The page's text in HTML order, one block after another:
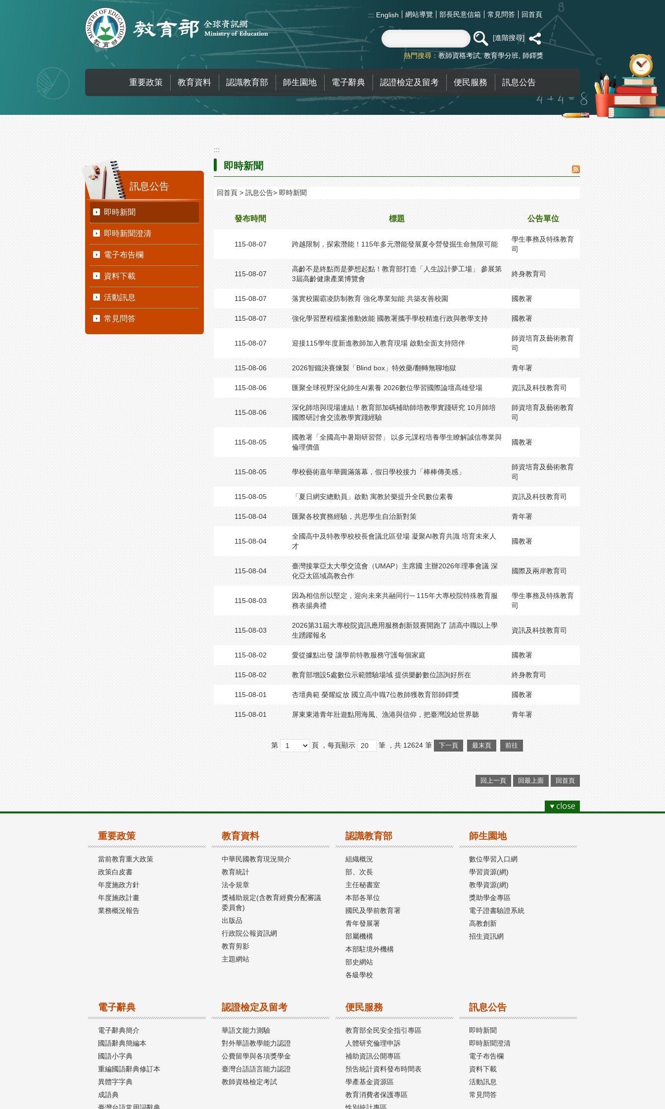
::: English 網站導覽 部長民意信箱 常見問答 回首頁
進階搜尋
熱門搜尋： 教師資格考試 教育學分班 師鐸獎
重要政策 教育資料 認識教育部 師生園地 電子辭典 認證檢定及留考 便民服務 訊息公告
:::
訊息公告
即時新聞
即時新聞澄清
電子布告欄
資料下載
活動訊息
常見問答
:::
即時新聞
回首頁 訊息公告 即時新聞
發布時間 標題 公告單位
115-08-07 跨越限制，探索潛能！115年多元潛能發展夏令營發掘生命無限可能
學生事務及特殊教育
司
115-08-07
高齡不是終點而是夢想起點！教育部打造「人生設計夢工場」 參展第
3屆高齡健康產業博覽會
終身教育司
115-08-07 落實校園霸凌防制教育 強化專業知能 共築友善校園 國教署
115-08-07 強化學習歷程檔案推動效能 國教署攜手學校精進行政與教學支持 國教署
115-08-07 迎接115學年度新進教師加入教育現場 啟動全面支持陪伴
師資培育及藝術教育
司
115-08-06 2026智鐵決賽煉製「Blind box」特效藥/翻轉無聊地獄 青年署
115-08-06 匯聚全球視野深化師生AI素養 2026數位學習國際論壇高雄登場 資訊及科技教育司
115-08-06
深化師培與現場連結！教育部加碼補助師培教學實踐研究 10月師培
國際研討會交流教學實踐經驗
師資培育及藝術教育
司
115-08-05
國教署「全國高中暑期研習營」 以多元課程培養學生瞭解誠信專業與
倫理價值
國教署
115-08-05 學校藝術嘉年華圓滿落幕，假日學校接力「棒棒傳美感」
師資培育及藝術教育
司
115-08-05 「夏日網安總動員」啟動 寓教於樂提升全民數位素養 資訊及科技教育司
115-08-04 匯聚各校實務經驗，共思學生自治新對策 青年署
115-08-04
全國高中及特教學校校長會議北區登場 凝聚AI教育共識 培育未來人
才
國教署
115-08-04
臺灣接掌亞太大學交流會（UMAP）主席國 主辦2026年理事會議 深
化亞太區域高教合作
國際及兩岸教育司
115-08-03
因為相信所以堅定，迎向未來共融同行─ 115年大專校院特殊教育服
務表揚典禮
學生事務及特殊教育
司
115-08-03
2026第31屆大專校院資訊應用服務創新競賽開跑了 請高中職以上學
生踴躍報名
資訊及科技教育司
115-08-02 愛從據點出發 讓學前特教服務守護每個家庭 國教署
115-08-02 教育部增設5處數位示範體驗場域 提供樂齡數位諮詢好所在 終身教育司
115-08-01 杏壇典範 榮耀綻放 國立高中職7位教師獲教育部師鐸獎 國教署
115-08-01 屏東東港青年壯遊點用海風、漁港與信仰，把臺灣說給世界聽 青年署
第 頁 ，每頁顯示 筆 ，共 12624 筆 下一頁 最末頁 前往
回上一頁 回最上面 回首頁
重要政策
當前教育重大政策
政策白皮書
年度施政方針
年度施政計畫
業務概況報告
教育資料
中華民國教育現況簡介
教育統計
法令規章
獎補助規定(含教育經費分配審議
委員會)
出版品
行政院公報資訊網
教育剪影
主題網站
認識教育部
組織概況
部、次長
主任秘書室
本部各單位
國民及學前教育署
青年發展署
部屬機構
本部駐境外機構
部史網站
各級學校
師生園地
數位學習入口網
學習資源(網)
教學資源(網)
獎助學金專區
電子證書驗證系統
高教創新
招生資訊網
電子辭典
電子辭典簡介
國語辭典簡編本
國語小字典
重編國語辭典修訂本
異體字字典
成語典
認證檢定及留考
華語文能力測驗
對外華語教學能力認證
公費留學與各項獎學金
臺灣台語語言能力認證
教師資格檢定考試
便民服務
教育部全民安全指引專區
人體研究倫理申訴
補助資訊公開專區
預告統計資料發布時間表
學產基金資源區
教育消費者保護專區
訊息公告
即時新聞
即時新聞澄清
電子布告欄
資料下載
活動訊息
常見問答